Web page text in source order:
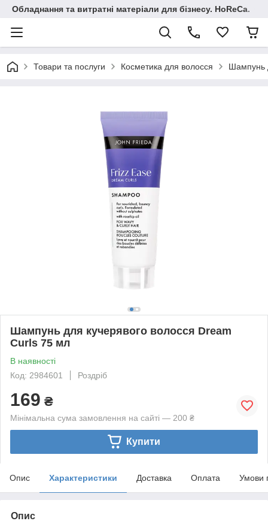
Обладнання та витратні матеріали для бізнесу. HoReCa.
Товари та послуги Косметика для волосся Шампунь
Шампунь для кучерявого волосся Dream
Curls 75 мл
В наявності
Код: 2984601
Роздріб
169 ₴
Мінімальна сума замовлення на сайті — 200 ₴
Купити
Опис Характеристики Доставка Оплата Умови
Опис